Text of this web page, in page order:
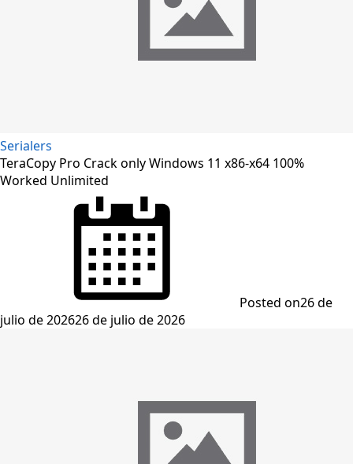
Serialers
TeraCopy Pro Crack only Windows 11 x86-x64 100%
Worked Unlimited
Posted on26 de
julio de 202626 de julio de 2026